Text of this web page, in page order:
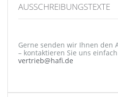
AUSSCHREIBUNGSTEXTE
Gerne senden wir Ihnen den
– kontaktieren Sie uns
vertrieb@hafi.de